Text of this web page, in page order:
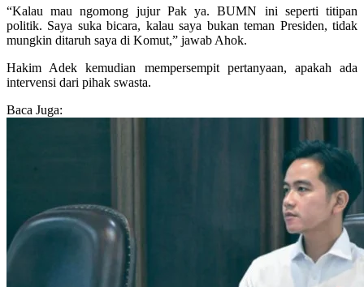
“Kalau mau ngomong jujur Pak ya. BUMN ini seperti titipan
politik. Saya suka bicara, kalau saya bukan teman Presiden, tidak
mungkin ditaruh saya di Komut,” jawab Ahok.
Hakim Adek kemudian mempersempit pertanyaan, apakah ada
intervensi dari pihak swasta.
Baca Juga: